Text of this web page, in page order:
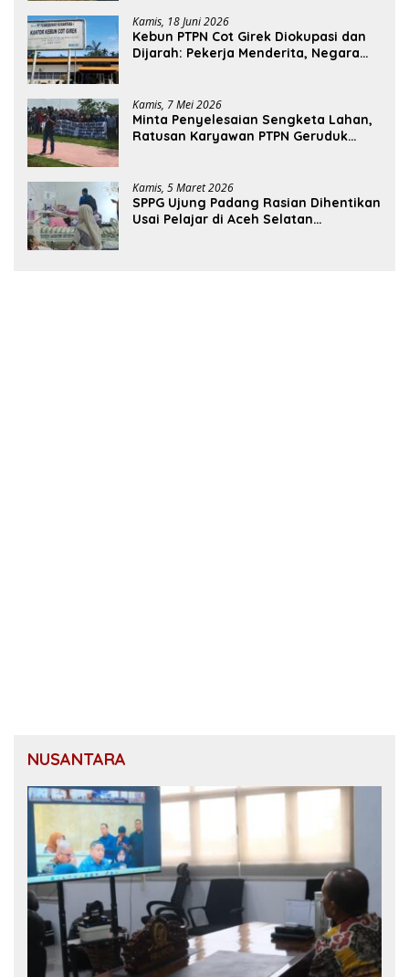
Kamis, 18 Juni 2026
Kebun PTPN Cot Girek Diokupasi dan
Dijarah: Pekerja Menderita, Negara
Kamis, 7 Mei 2026
Minta Penyelesaian Sengketa Lahan,
Ratusan Karyawan PTPN Geruduk
Kamis, 5 Maret 2026
SPPG Ujung Padang Rasian Dihentikan
Usai Pelajar di Aceh Selatan
NUSANTARA